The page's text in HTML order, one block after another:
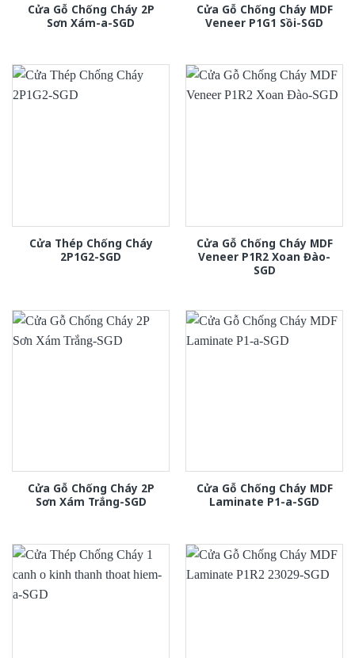
Cửa Gỗ Chống Cháy 2P
Sơn Xám-a-SGD
Cửa Gỗ Chống Cháy MDF
Veneer P1G1 Sồi-SGD
Cửa Thép Chống Cháy
2P1G2-SGD
Cửa Gỗ Chống Cháy MDF
Veneer P1R2 Xoan Đào-
SGD
Cửa Gỗ Chống Cháy 2P
Sơn Xám Trắng-SGD
Cửa Gỗ Chống Cháy MDF
Laminate P1-a-SGD